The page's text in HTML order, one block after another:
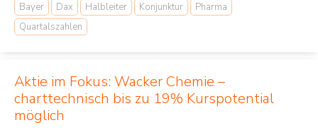
Bayer Dax Halbleiter Konjunktur
Pharma
Quartalszahlen
Aktie im Fokus: Wacker Chemie –
charttechnisch bis zu 19% Kurspotential
möglich